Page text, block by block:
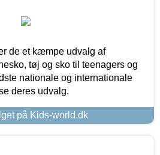
de et kæmpe udvalg af
tøj og sko til teenagers og
nationale og internationale
deres udvalg.
på Kids-world.dk